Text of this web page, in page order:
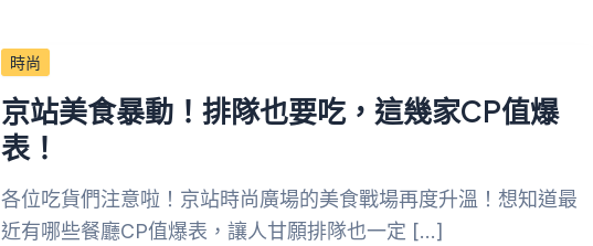
時尚
京站美食暴動！排隊也要吃，這幾家CP值爆
表！
各位吃貨們注意啦！京站時尚廣場的美食戰場再度升溫！想知道最
近有哪些餐廳CP值爆表，讓人甘願排隊也一定 […]